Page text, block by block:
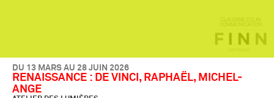
DU 13 MARS AU 28 JUIN 2026
RENAISSANCE : DE VINCI, RAPHAËL, MICHEL-
ANGE